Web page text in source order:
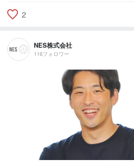
2
NES株式会社
116フォロワー